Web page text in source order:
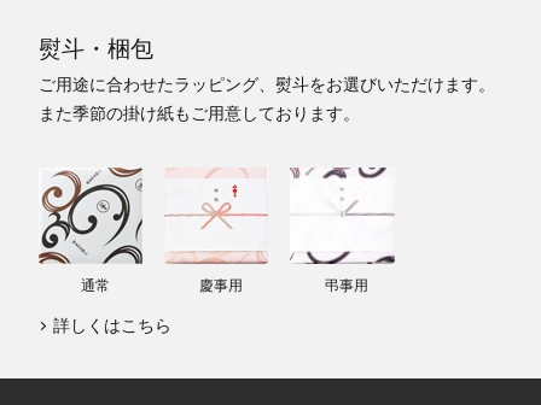
熨斗・梱包
ご用途に合わせたラッピング、熨斗をお選びいただけます。
また季節の掛け紙もご用意しております。
通常 慶事用 弔事用
詳しくはこちら